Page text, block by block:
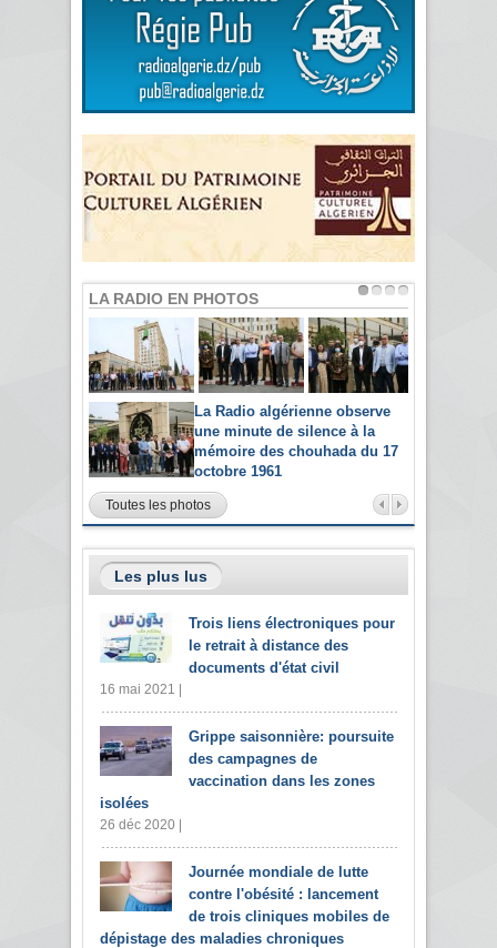
LA RADIO EN PHOTOS
La Radio algérienne observe
une minute de silence à la
mémoire des chouhada du 17
octobre 1961
Toutes les photos
Les plus lus
Trois liens électroniques pour
le retrait à distance des
documents d'état civil
16 mai 2021 |
Grippe saisonnière: poursuite
des campagnes de
vaccination dans les zones
isolées
26 déc 2020 |
Journée mondiale de lutte
contre l'obésité : lancement
de trois cliniques mobiles de
dépistage des maladies chroniques